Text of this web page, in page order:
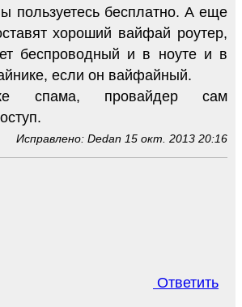
пользуетесь бесплатно. А еще
хороший вайфай роутер,
беспроводный и в ноуте и в
если он вайфайный.
спама, провайдер сам
Исправлено: Dedan 15 окт. 2013 20:16
Ответить